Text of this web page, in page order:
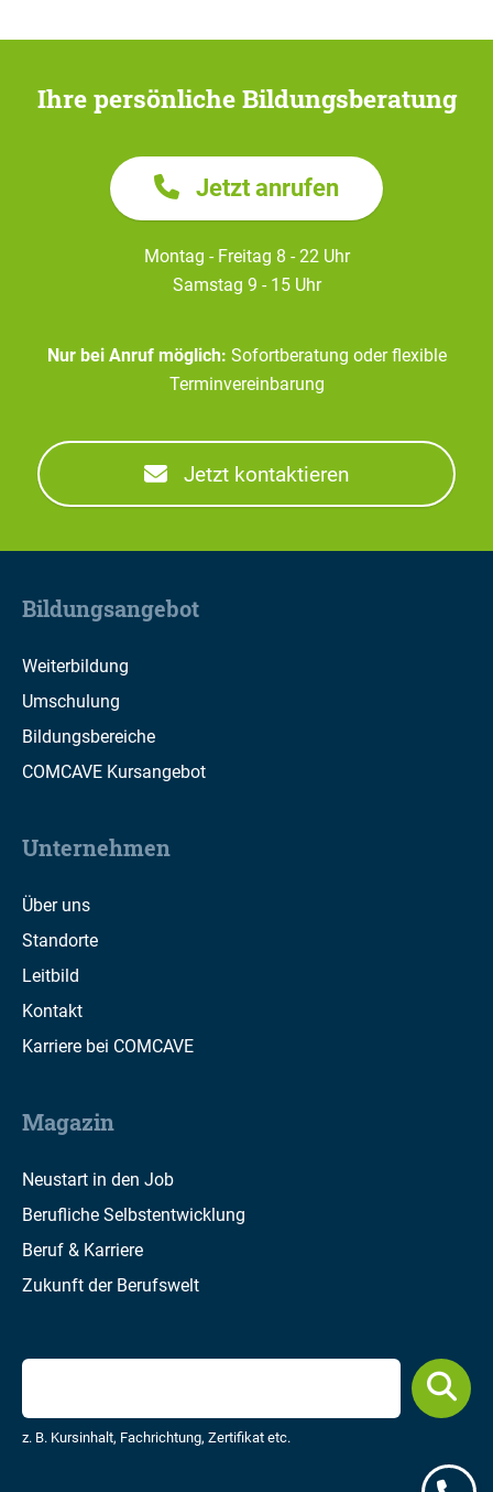
Ihre persönliche Bildungsberatung
Jetzt anrufen
Montag - Freitag 8 - 22 Uhr
Samstag 9 - 15 Uhr
Nur bei Anruf möglich: Sofortberatung oder flexible
Terminvereinbarung
Jetzt kontaktieren
Bildungsangebot
Weiterbildung
Umschulung
Bildungsbereiche
COMCAVE Kursangebot
Unternehmen
Über uns
Standorte
Leitbild
Kontakt
Karriere bei COMCAVE
Magazin
Neustart in den Job
Berufliche Selbstentwicklung
Beruf & Karriere
Zukunft der Berufswelt
z. B. Kursinhalt, Fachrichtung, Zertifikat etc.